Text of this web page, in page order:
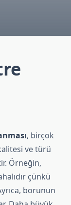
, birçok
ve türü
Örneğin,
çünkü
borunun